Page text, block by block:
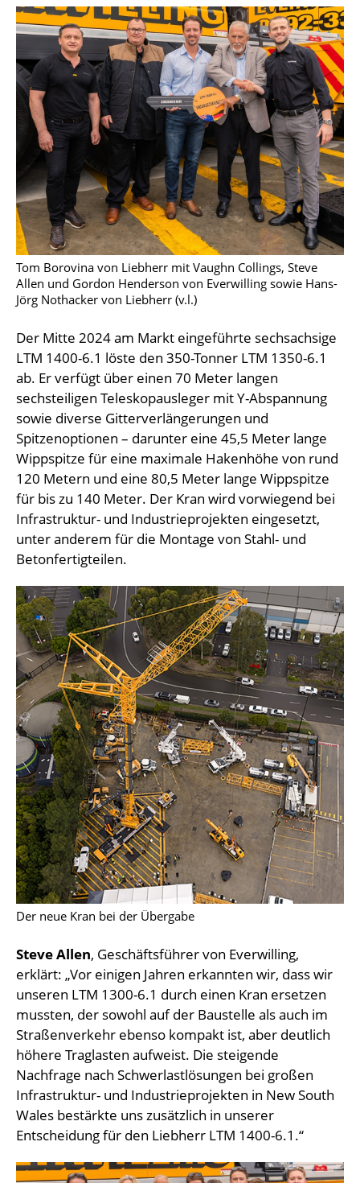
KONTAKT
Tom Borovina von Liebherr mit Vaughn Collings, Steve
Allen und Gordon Henderson von Everwilling sowie Hans-
Jörg Nothacker von Liebherr (v.l.)
Der Mitte 2024 am Markt eingeführte sechsachsige
LTM 1400-6.1 löste den 350-Tonner LTM 1350-6.1
ab. Er verfügt über einen 70 Meter langen
sechsteiligen Teleskopausleger mit Y-Abspannung
sowie diverse Gitterverlängerungen und
Spitzenoptionen – darunter eine 45,5 Meter lange
Wippspitze für eine maximale Hakenhöhe von rund
120 Metern und eine 80,5 Meter lange Wippspitze
für bis zu 140 Meter. Der Kran wird vorwiegend bei
Infrastruktur- und Industrieprojekten eingesetzt,
unter anderem für die Montage von Stahl- und
Betonfertigteilen.
Der neue Kran bei der Übergabe
Steve Allen, Geschäftsführer von Everwilling,
erklärt: „Vor einigen Jahren erkannten wir, dass wir
unseren LTM 1300-6.1 durch einen Kran ersetzen
mussten, der sowohl auf der Baustelle als auch im
Straßenverkehr ebenso kompakt ist, aber deutlich
höhere Traglasten aufweist. Die steigende
Nachfrage nach Schwerlastlösungen bei großen
Infrastruktur- und Industrieprojekten in New South
Wales bestärkte uns zusätzlich in unserer
Entscheidung für den Liebherr LTM 1400-6.1.“